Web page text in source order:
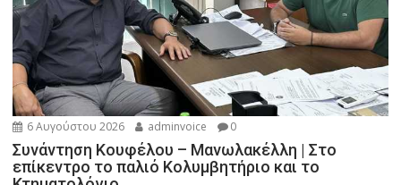
6 Αυγούστου 2026 adminvoice 0
Συνάντηση Κουφέλου – Μανωλακέλλη | Στο
επίκεντρο το παλιό Κολυμβητήριο και το